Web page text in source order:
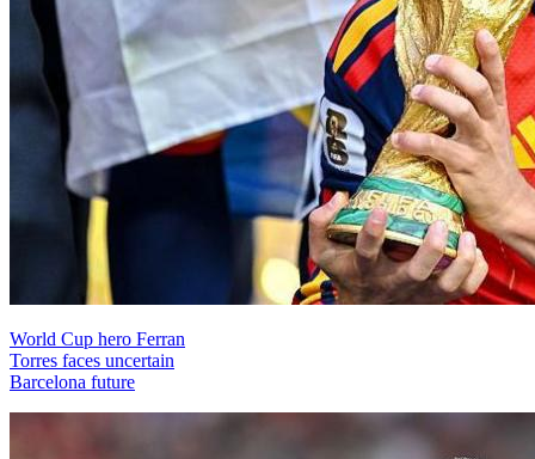
World Cup hero Ferran
Torres faces uncertain
Barcelona future